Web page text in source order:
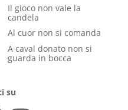
Il gioco non vale la
candela
Al cuor non si comanda
A caval donato non si
guarda in bocca
su